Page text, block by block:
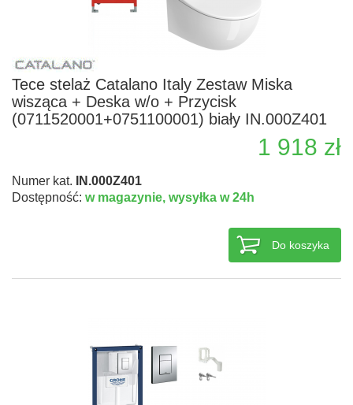
Tece stelaż Catalano Italy Zestaw Miska
wisząca + Deska w/o + Przycisk
(0711520001+0751100001) biały IN.000Z401
1 918 zł
Numer kat.
IN.000Z401
Dostępność: w magazynie, wysyłka w 24h
Do koszyka